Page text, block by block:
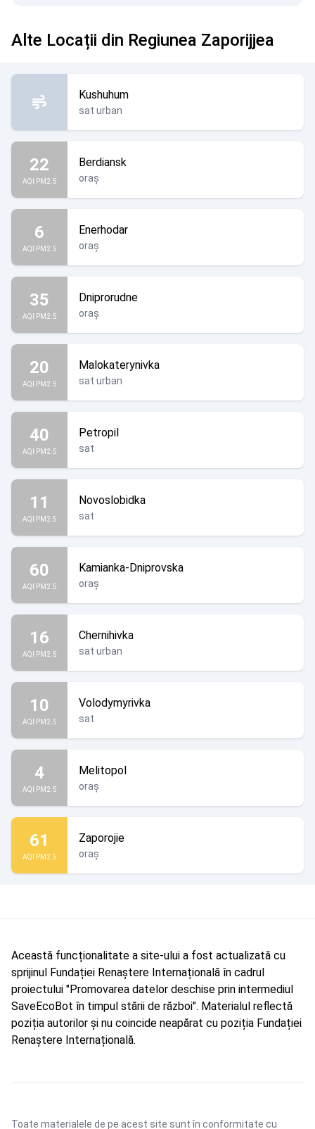
Alte Locații din Regiunea Zaporijjea
Kushuhum
sat urban
22
AQI PM2.5
Berdiansk
oraș
6
AQI PM2.5
Enerhodar
oraș
35
AQI PM2.5
Dniprorudne
oraș
20
AQI PM2.5
Malokaterynivka
sat urban
40
AQI PM2.5
Petropil
sat
11
AQI PM2.5
Novoslobidka
sat
60
AQI PM2.5
Kamianka-Dniprovska
oraș
16
AQI PM2.5
Chernihivka
sat urban
10
AQI PM2.5
Volodymyrivka
sat
4
AQI PM2.5
Melitopol
oraș
61
AQI PM2.5
Zaporojie
oraș
Această funcționalitate a site-ului a fost actualizată cu
sprijinul Fundației Renaștere Internațională în cadrul
proiectului "Promovarea datelor deschise prin intermediul
SaveEcoBot în timpul stării de război". Materialul reflectă
poziția autorilor și nu coincide neapărat cu poziția Fundației
Renaștere Internațională.
Toate materialele de pe acest site sunt în conformitate cu